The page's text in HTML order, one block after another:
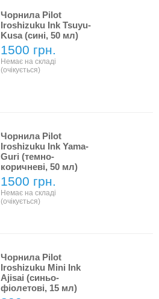
Чорнила Pilot
Iroshizuku Ink Tsuyu-
Kusa (сині, 50 мл)
1500 грн.
Немає на складі
(очікується)
Чорнила Pilot
Iroshizuku Ink Yama-
Guri (темно-
коричневі, 50 мл)
1500 грн.
Немає на складі
(очікується)
Чорнила Pilot
Iroshizuku Mini Ink
Ajisai (синьо-
фіолетові, 15 мл)